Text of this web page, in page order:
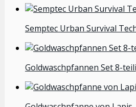
Semptec Urban Survival
Goldwaschpfannen Set 8-